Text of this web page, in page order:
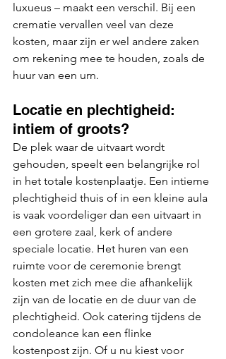
luxueus – maakt een verschil. Bij een
crematie vervallen veel van deze
kosten, maar zijn er wel andere zaken
om rekening mee te houden, zoals de
huur van een urn.
Locatie en plechtigheid:
intiem of groots?
De plek waar de uitvaart wordt
gehouden, speelt een belangrijke rol
in het totale kostenplaatje. Een intieme
plechtigheid thuis of in een kleine aula
is vaak voordeliger dan een uitvaart in
een grotere zaal, kerk of andere
speciale locatie. Het huren van een
ruimte voor de ceremonie brengt
kosten met zich mee die afhankelijk
zijn van de locatie en de duur van de
plechtigheid. Ook catering tijdens de
condoleance kan een flinke
kostenpost zijn. Of u nu kiest voor